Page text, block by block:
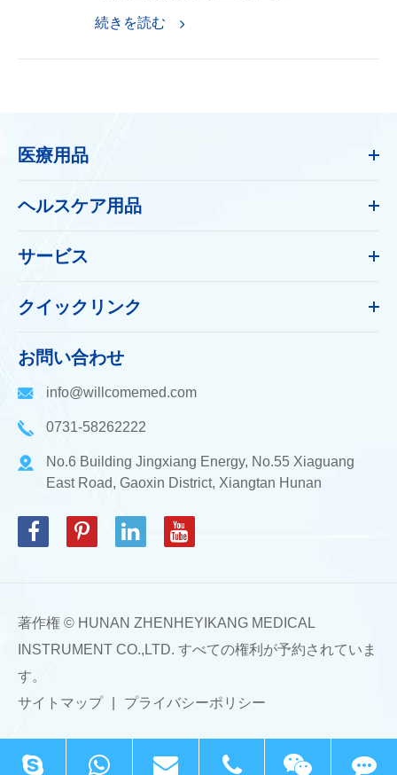
続きを読む
医療用品
ヘルスケア用品
サービス
クイックリンク
お問い合わせ
info@willcomemed.com
0731-58262222
No.6 Building Jingxiang Energy, No.55 Xiaguang
East Road, Gaoxin District, Xiangtan Hunan
著作権 © HUNAN ZHENHEYIKANG MEDICAL
INSTRUMENT CO.,LTD. すべての権利が予約されていま
す。
サイトマップ
プライバシーポリシー